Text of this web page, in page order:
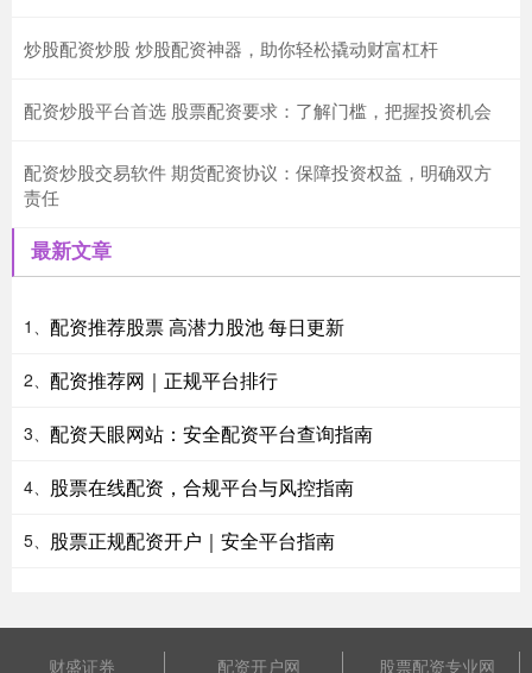
炒股配资炒股 炒股配资神器，助你轻松撬动财富杠杆
配资炒股平台首选 股票配资要求：了解门槛，把握投资机会
配资炒股交易软件 期货配资协议：保障投资权益，明确双方
责任
最新文章
1、 配资推荐股票 高潜力股池 每日更新
2、 配资推荐网｜正规平台排行
3、 配资天眼网站：安全配资平台查询指南
4、 股票在线配资，合规平台与风控指南
5、 股票正规配资开户｜安全平台指南
财盛证券 配资开户网 股票配资专业网